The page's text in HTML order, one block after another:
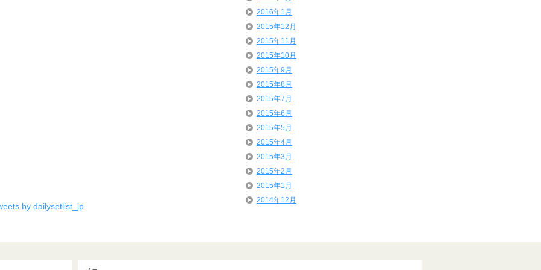
by dailysetlist_jp
2016年1月
2015年12月
2015年11月
2015年10月
2015年9月
2015年8月
2015年7月
2015年6月
2015年5月
2015年4月
2015年3月
2015年2月
2015年1月
2014年12月